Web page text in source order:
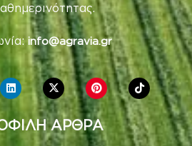
info@agravia.gr
ΑΡΘΡΑ